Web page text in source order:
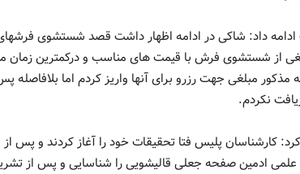
داد: شاکی در ادامه اظهار داشت قصد شستشوی
از شستشوی فرش با قیمت های مناسب و درکمترین زمان
مبلغی جهت رزرو برای آنها واریز کردم اما بلافاصله
نکردم.
کارشناسان پلیس فتا تحقیقات خود را آغاز کردند و پس
علمی ادمین صفحه جعلی قالیشویی را شناسایی و پس از